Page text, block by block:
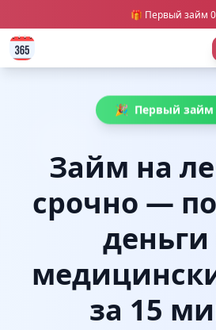
🎁 Первый займ
🎉 Первый займ
Займ на
срочно —
деньги
за 15